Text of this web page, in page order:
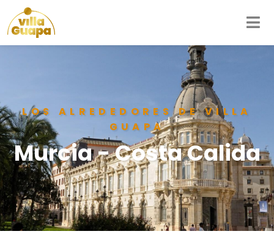
LOS ALREDEDORES DE VILLA
GUAPA
Murcia - Costa Calida